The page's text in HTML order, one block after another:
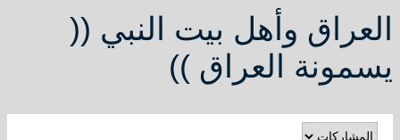
العراق وأهل بيت النبي ((
يسمونة العراق ))